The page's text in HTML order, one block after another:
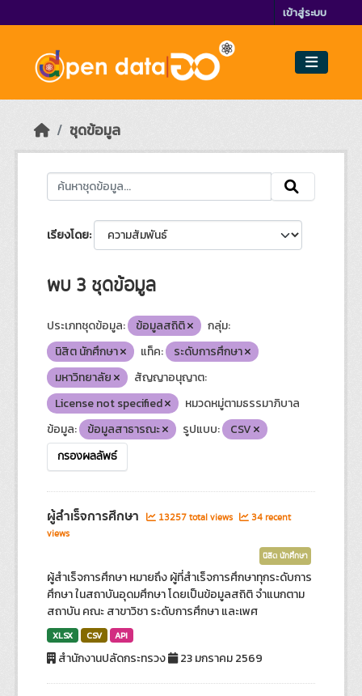
เข้าสู่ระบบ
ชุดข้อมูล
เรียงโดย
พบ 3 ชุดข้อมูล
ประเภทชุดข้อมูล: ข้อมูลสถิติ
กลุ่ม:
นิสิต นักศึกษา
แท็ค:
ระดับการศึกษา
มหาวิทยาลัย
สัญญาอนุญาต:
License not specified
หมวดหมู่ตามธรรมาภิบาล
ข้อมูล:
ข้อมูลสาธารณะ รูปแบบ: CSV
กรองผลลัพธ์
ผู้สำเร็จการศึกษา 13257 total views
34 recent
views
นิสิต นักศึกษา
ผู้สำเร็จการศึกษา หมายถึง ผู้ที่สำเร็จการศึกษาทุกระดับการ
ศึกษา ในสถาบันอุดมศึกษา โดยเป็นข้อมูลสถิติ จำแนกตาม
สถาบัน คณะ สาขาวิชา ระดับการศึกษา และเพศ
XLSX CSV API
สำนักงานปลัดกระทรวง 23 มกราคม 2569